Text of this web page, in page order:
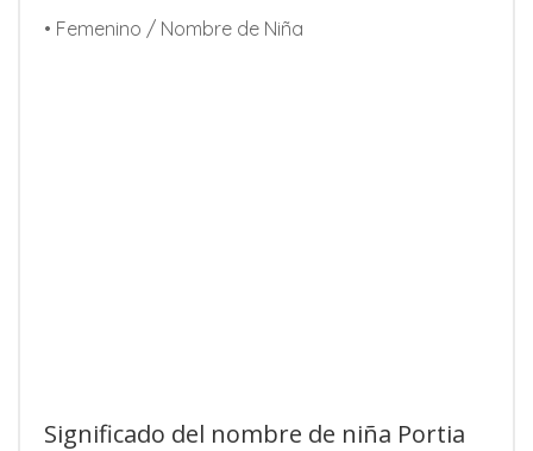
• Femenino / Nombre de Niña
Significado del nombre de niña Portia